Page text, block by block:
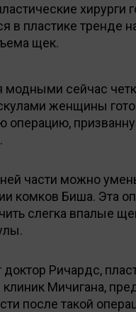
хирурги
пластике тренде
щек.
модными сейчас
женщины
операцию,
части можно
комков Биша. Эта
слегка впалые
Ричардс,
клиник Мичигана,
после такой